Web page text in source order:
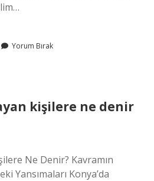
Yorum Bırak
kişilere ne denir
Ne Denir? Kavramın
Yansımaları Konya’da